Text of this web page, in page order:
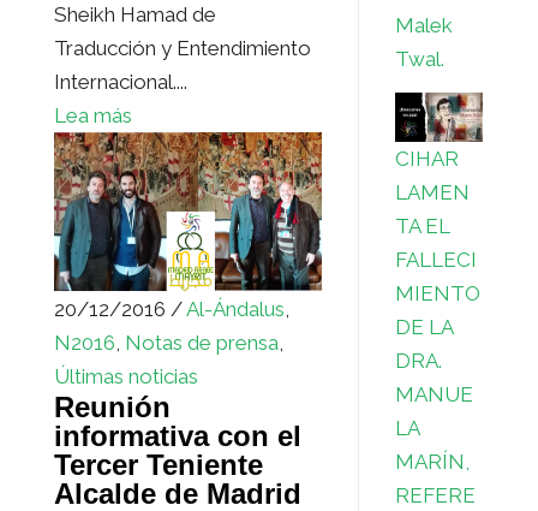
Sheikh Hamad de
Traducción y Entendimiento
Internacional....
Lea más
20/12/2016 /Al-Ándalus
N2016 Notas de prensa,
Últimas noticias
Reunión
informativa con el
Tercer Teniente
Alcalde de Madrid
Malek
Twal.
CIHAR
LAMEN
TA EL
FALLECI
MIENTO
DE LA
DRA.
MANUE
LA
MARÍN,
REFERE